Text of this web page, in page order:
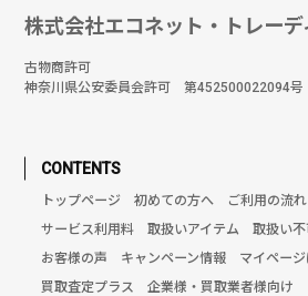
株式会社エコネット・トレーデ
古物商許可
神奈川県公安委員会許可 第452500022094号
CONTENTS
トップページ 初めての方へ ご利用の流れ
サービス利用料
取扱いアイテム 取扱い
お客様の声
キャンペーン情報 マイペー
買取査定プラス
企業様・買取業者様向け